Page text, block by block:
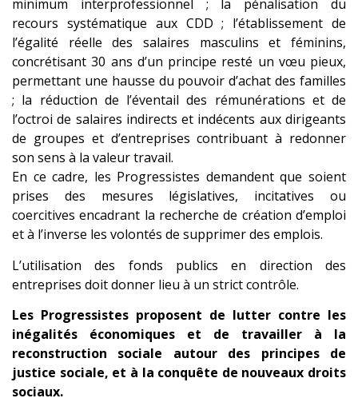
minimum interprofessionnel ; la pénalisation du
recours systématique aux CDD ; l’établissement de
l’égalité réelle des salaires masculins et féminins,
concrétisant 30 ans d’un principe resté un vœu pieux,
permettant une hausse du pouvoir d’achat des familles
; la réduction de l’éventail des rémunérations et de
l’octroi de salaires indirects et indécents aux dirigeants
de groupes et d’entreprises contribuant à redonner
son sens à la valeur travail.
En ce cadre, les Progressistes demandent que soient
prises des mesures législatives, incitatives ou
coercitives encadrant la recherche de création d’emploi
et à l’inverse les volontés de supprimer des emplois.
L’utilisation des fonds publics en direction des
entreprises doit donner lieu à un strict contrôle.
Les Progressistes proposent de lutter contre les
inégalités économiques et de travailler à la
reconstruction sociale autour des principes de
justice sociale, et à la conquête de nouveaux droits
sociaux.